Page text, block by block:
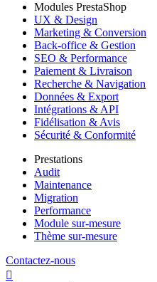
Modules PrestaShop
UX & Design
Marketing & Conversion
Back-office & Gestion
SEO & Performance
Paiement & Livraison
Recherche & Navigation
Données & Export
Intégrations & API
Fidélisation & Avis
Sécurité & Conformité
Prestations
Audit
Maintenance
Migration
Performance
Module sur-mesure
Thème sur-mesure
Contactez-nous
